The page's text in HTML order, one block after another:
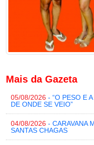
Mais da Gazeta
05/08/2026 - “O PESO E
DE ONDE SE VEIO”
04/08/2026 - CARAVANA
SANTAS CHAGAS